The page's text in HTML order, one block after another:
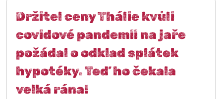
Držitel ceny Thálie kvůli
covidové pandemii na jaře
požádal o odklad splátek
hypotéky. Teď ho čekala
velká rána!